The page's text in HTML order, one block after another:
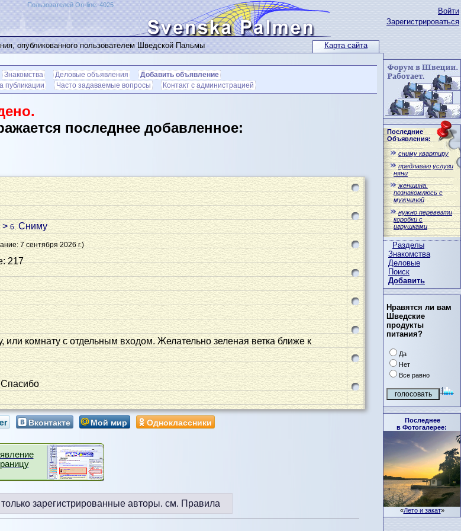
Карта сайта
Войти
Зарегистрироваться
Последние
Объявления:
сниму квартиру
предлагаю услуги
няни
женщина.
познакомлюсь с
мужчиной
нужно перевезти
коробки с
игрушками
Разделы
Знакомства
Деловые
Поиск
Добавить
Нравятся ли вам
Шведские
продукты
питания?
Да
Нет
Все равно
Последнее
в Фотогалерее:
«Лето и закат»
Пользователей On-line: 4025
опубликованного пользователем Шведской Пальмы
Знакомства Деловые объявления
Добавить объявление
публикации Часто задаваемые вопросы Контакт с администрацией
последнее добавленное:
>6.Сниму
7 сентября 2026 г.)
217
или комнату с отдельным входом. Желательно зеленая ветка ближе к
Вконтакте Мой мир Одноклассники
зарегистрированные авторы. см. Правила